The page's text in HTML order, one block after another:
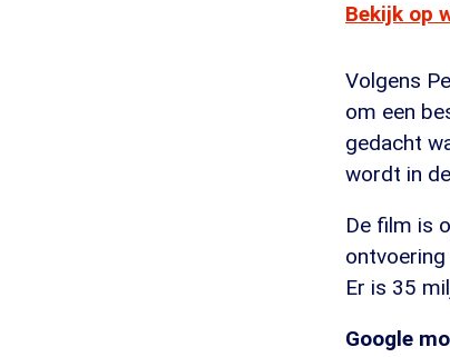
Bekijk op
Volgens
om een
gedacht
wordt in
De film is
Er is 35
Google